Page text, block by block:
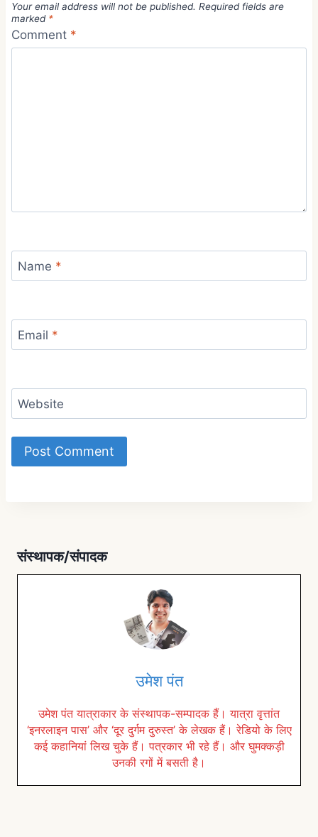
Your email address will not be published. Required fields are
marked *
Comment *
Name *
Email *
Website
संस्थापक/संपादक
उमेश पंत
उमेश पंत यात्राकार के संस्थापक-सम्पादक हैं। यात्रा वृत्तांत
‘इनरलाइन पास’ और ‘दूर दुर्गम दुरुस्त’ के लेखक हैं। रेडियो के लिए
कई कहानियां लिख चुके हैं। पत्रकार भी रहे हैं। और घुमक्कड़ी
उनकी रगों में बसती है।